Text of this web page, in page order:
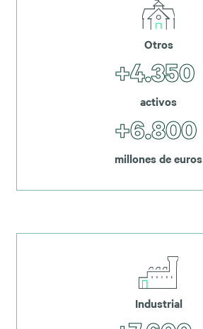
Otros
+4.350
activos
+6.800
millones de euros
Industrial